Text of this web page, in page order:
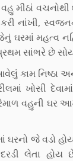
મીઠાં વચનોથી
નાંખી,
ઘરમાં મહત્વ
સાંભરે છે
કામ નિષ્ઠા
રીલમાં ખોસી
વહુની ઘર
ઘરનો જે વડો
લેતા હોય